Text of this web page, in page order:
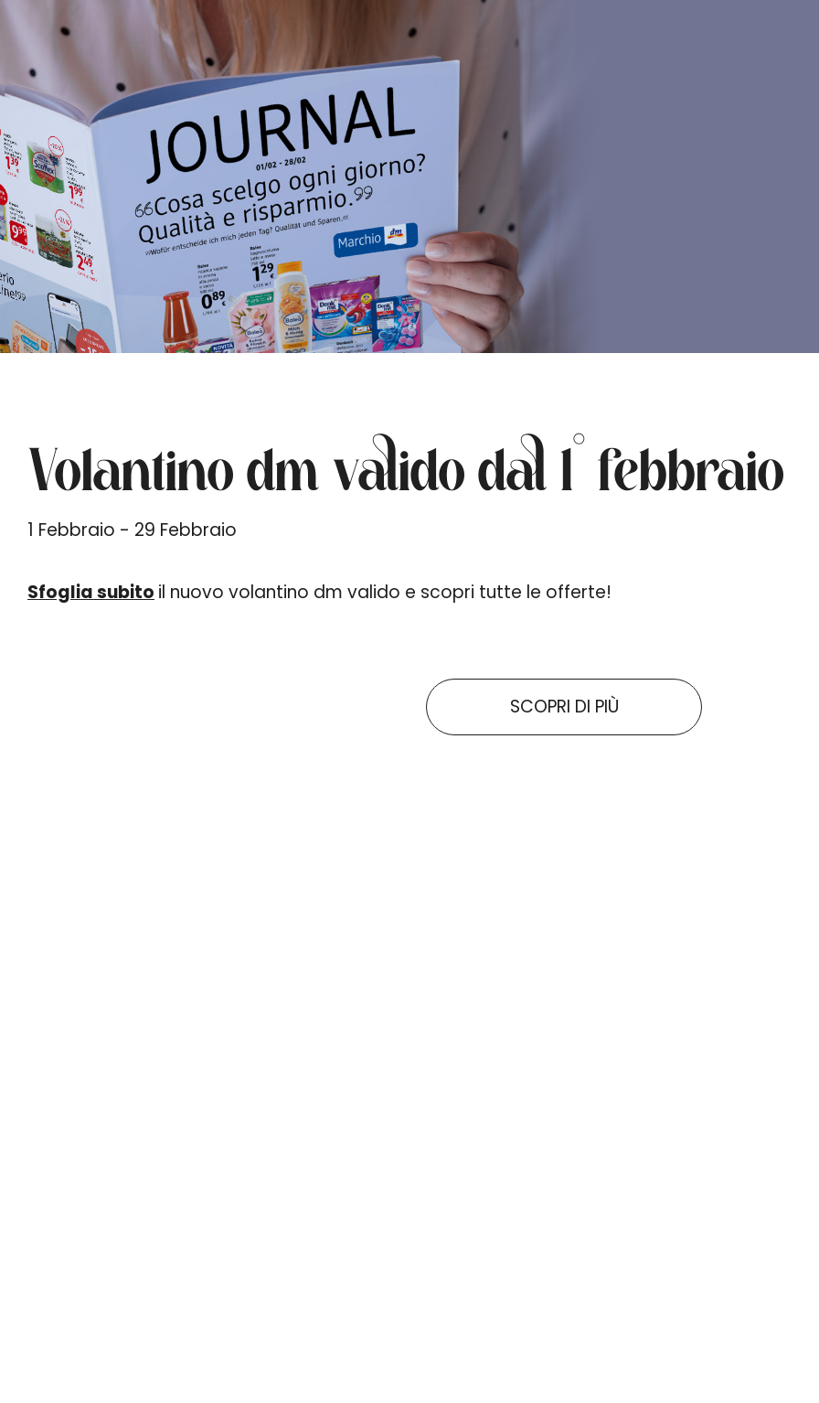
Volantino dm valido dal 1° febbraio
1 Febbraio - 29 Febbraio
Sfoglia subito il nuovo volantino dm valido e scopri tutte le offerte!
SCOPRI DI PIÙ